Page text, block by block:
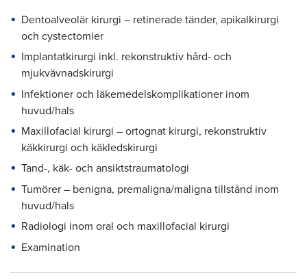
Dentoalveolär kirurgi – retinerade tänder, apikalkirurgi
och cystectomier
Implantatkirurgi inkl. rekonstruktiv hård- och
mjukvävnadskirurgi
Infektioner och läkemedelskomplikationer inom
huvud/hals
Maxillofacial kirurgi – ortognat kirurgi, rekonstruktiv
käkkirurgi och käkledskirurgi
Tand-, käk- och ansiktstraumatologi
Tumörer – benigna, premaligna/maligna tillstånd inom
huvud/hals
Radiologi inom oral och maxillofacial kirurgi
Examination